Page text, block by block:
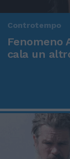
Controtempo
Fenomeno
cala un